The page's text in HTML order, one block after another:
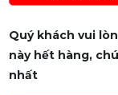
Quý khách vui
này hết hàng,
nhất